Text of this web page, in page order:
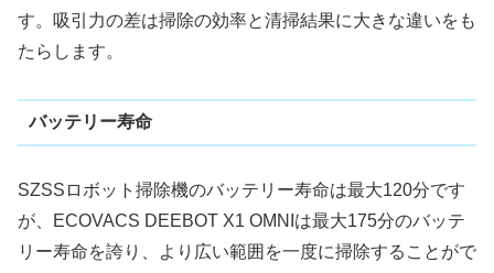
す。吸引力の差は掃除の効率と清掃結果に大きな違いをも
たらします。
バッテリー寿命
SZSSロボット掃除機のバッテリー寿命は最大120分です
が、ECOVACS DEEBOT X1 OMNIは最大175分のバッテ
リー寿命を誇り、より広い範囲を一度に掃除することがで